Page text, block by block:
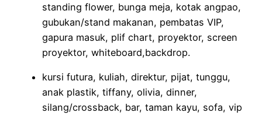
standing flower, bunga meja, kotak angpao,
gubukan/stand makanan, pembatas VIP,
gapura masuk, plif chart, proyektor, screen
proyektor, whiteboard,backdrop.
kursi futura, kuliah, direktur, pijat, tunggu,
anak plastik, tiffany, olivia, dinner,
silang/crossback, bar, taman kayu, sofa, vip